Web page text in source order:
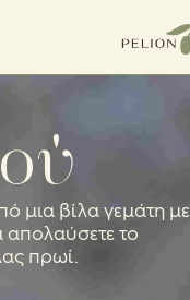
μια βίλα γεμάτη με
απολαύσετε το
πρωί.